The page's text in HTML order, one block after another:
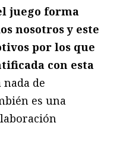
juego forma
nosotros y este
por los que
con esta
nada de
es una